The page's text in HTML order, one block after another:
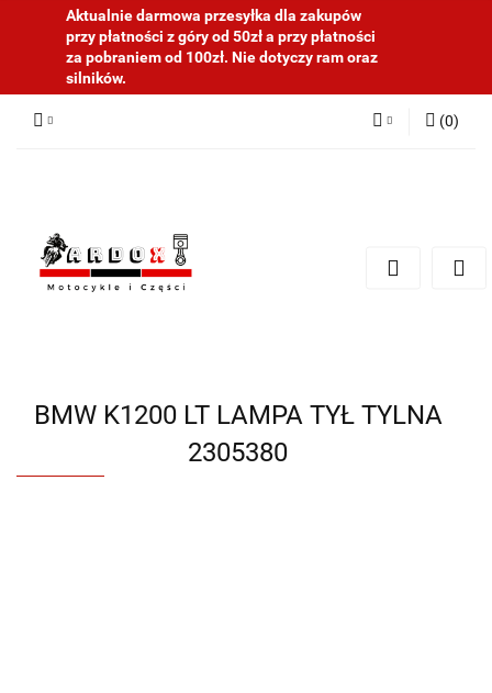
Aktualnie darmowa przesyłka dla zakupów
przy płatności z góry od 50zł a przy płatności
za pobraniem od 100zł. Nie dotyczy ram oraz
silników.
(0)
BMW K1200 LT LAMPA TYŁ TYLNA
2305380